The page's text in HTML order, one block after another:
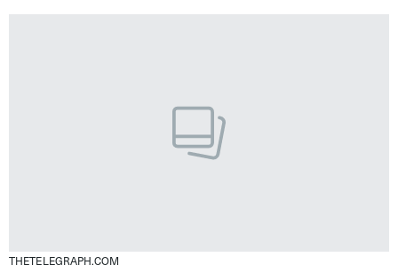
THETELEGRAPH.COM